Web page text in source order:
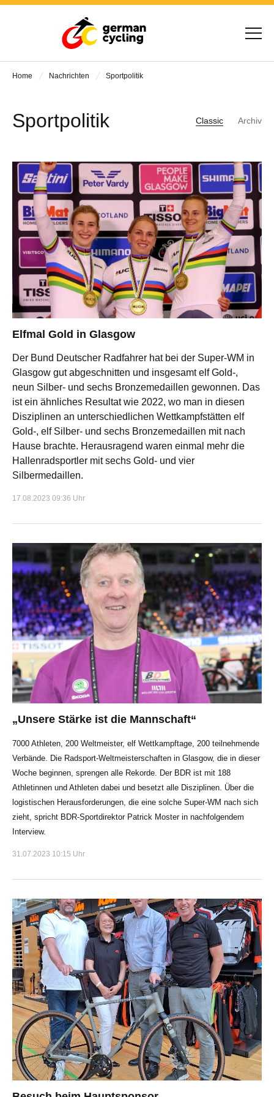
Home Nachrichten Sportpolitik
Sportpolitik Classic Archiv
Elfmal Gold in Glasgow
Der Bund Deutscher Radfahrer hat bei der Super-WM in
Glasgow gut abgeschnitten und insgesamt elf Gold-,
neun Silber- und sechs Bronzemedaillen gewonnen. Das
ist ein ähnliches Resultat wie 2022, wo man in diesen
Disziplinen an unterschiedlichen Wettkampfstätten elf
Gold-, elf Silber- und sechs Bronzemedaillen mit nach
Hause brachte. Herausragend waren einmal mehr die
Hallenradsportler mit sechs Gold- und vier
Silbermedaillen.
17.08.2023 09:36 Uhr
„Unsere Stärke ist die Mannschaft“
7000 Athleten, 200 Weltmeister, elf Wettkampftage, 200 teilnehmende
Verbände. Die Radsport-Weltmeisterschaften in Glasgow, die in dieser
Woche beginnen, sprengen alle Rekorde. Der BDR ist mit 188
Athletinnen und Athleten dabei und besetzt alle Disziplinen. Über die
logistischen Herausforderungen, die eine solche Super-WM nach sich
zieht, spricht BDR-Sportdirektor Patrick Moster in nachfolgendem
Interview.
31.07.2023 10:15 Uhr